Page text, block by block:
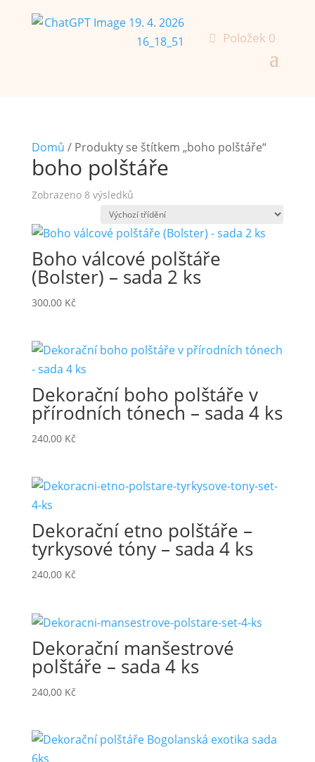
Položek 0
Domů / Produkty se štítkem „boho polštáře“
boho polštáře
Zobrazeno 8 výsledků
Boho válcové polštáře
(Bolster) – sada 2 ks
300,00 Kč
Dekorační boho polštáře v
přírodních tónech – sada 4 ks
240,00 Kč
Dekorační etno polštáře –
tyrkysové tóny – sada 4 ks
240,00 Kč
Dekorační manšestrové
polštáře – sada 4 ks
240,00 Kč